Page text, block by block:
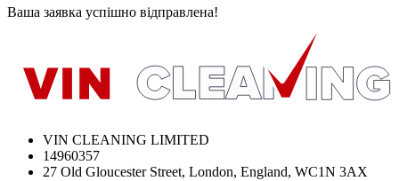
Ваша заявка успішно відправлена!
VIN CLEANING LIMITED
14960357
27 Old Gloucester Street, London, England, WC1N 3AX